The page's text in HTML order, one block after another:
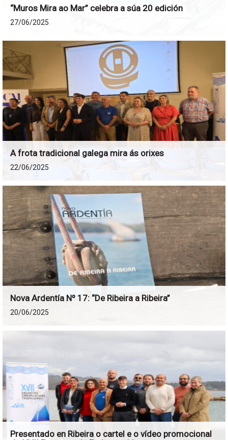
“Muros Mira ao Mar” celebra a súa 20 edición
27/06/2025
A frota tradicional galega mira ás orixes
22/06/2025
Nova Ardentía Nº 17: “De Ribeira a Ribeira”
20/06/2025
Presentado en Ribeira o cartel e o vídeo promocional